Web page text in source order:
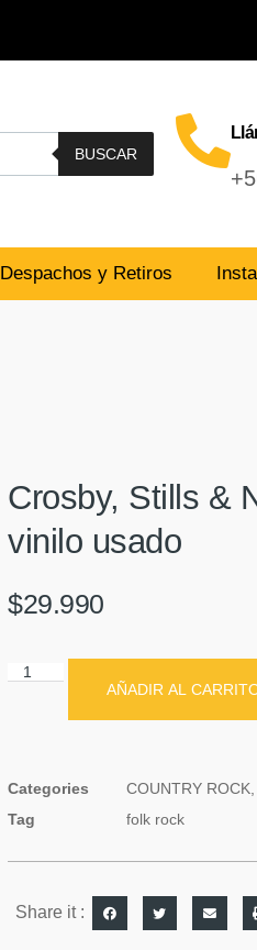
BUSCAR
Despachos y Retiros
Crosby, Stills &
vinilo usado
$29.990
AÑADIR AL
Categories COUNTRY ROCK,
Tag
folk rock
Share it :